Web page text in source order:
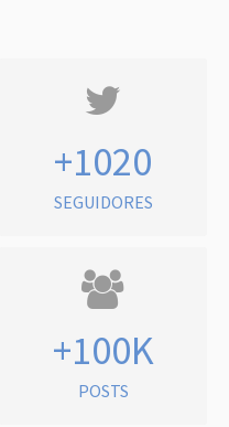
+1020
SEGUIDORES
+100K
POSTS